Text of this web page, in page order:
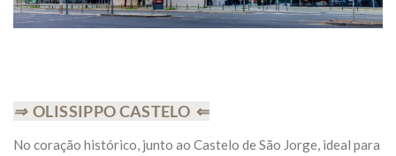
⇒OLISSIPPO CASTELO ⇐
No coração histórico, junto ao Castelo de São Jorge, ideal para